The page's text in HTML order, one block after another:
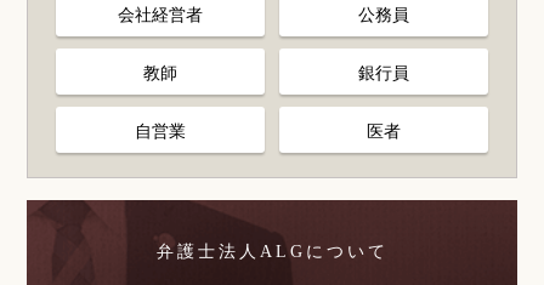
会社経営者 公務員
教師 銀行員
自営業 医者
弁護士法人ALGについて